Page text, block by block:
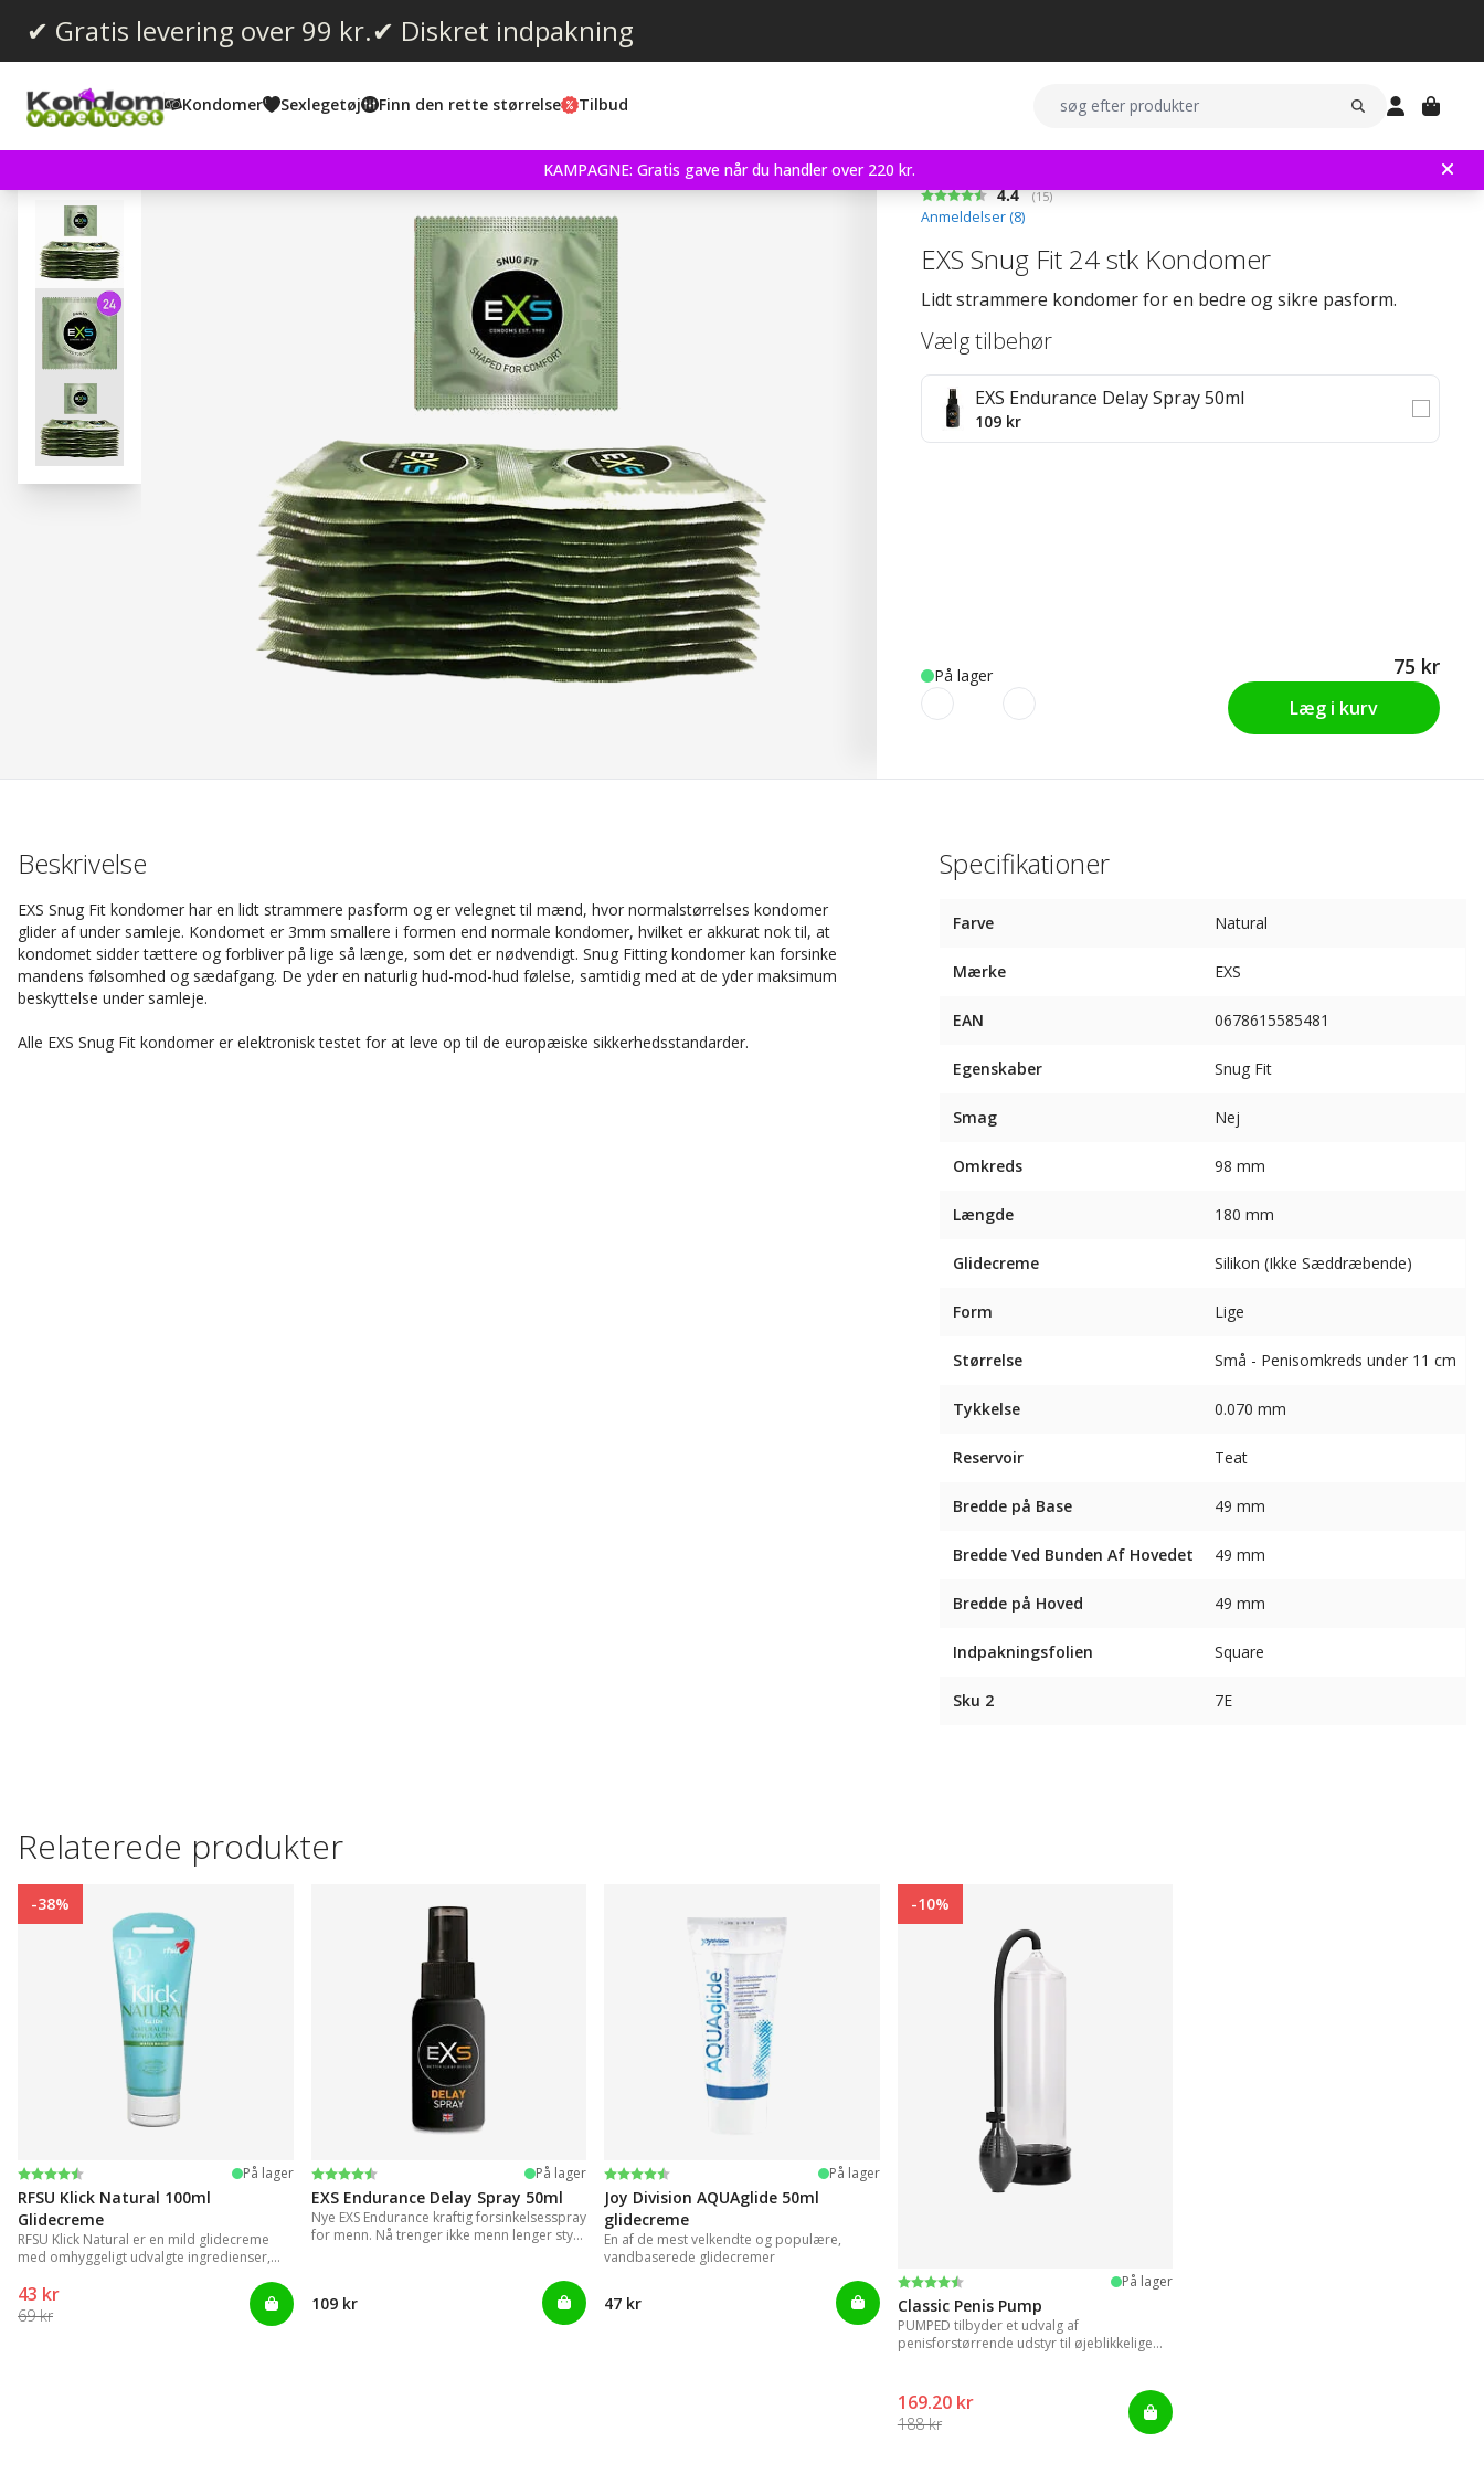
✔ Gratis levering over 99 kr.✔ Diskret indpakning
Kondomer Sexlegetøj Finn den rette størrelse Tilbud
KAMPAGNE: Gratis gave når du handler over 220 kr.
Gennemsnitlig vurdering:
4.4 (stemmer:
15)
Anmeldelser (8)
EXS Snug Fit 24 stk Kondomer
Lidt strammere kondomer for en bedre og sikre pasform.
Vælg tilbehør
EXS Endurance Delay Spray 50ml
109 kr
På lager 75 kr
Læg i kurv
Beskrivelse
EXS Snug Fit kondomer har en lidt strammere pasform og er velegnet til mænd, hvor normalstørrelses kondomer
glider af under samleje. Kondomet er 3mm smallere i formen end normale kondomer, hvilket er akkurat nok til, at
kondomet sidder tættere og forbliver på lige så længe, som det er nødvendigt. Snug Fitting kondomer kan forsinke
mandens følsomhed og sædafgang. De yder en naturlig hud-mod-hud følelse, samtidig med at de yder maksimum
beskyttelse under samleje.
Alle EXS Snug Fit kondomer er elektronisk testet for at leve op til de europæiske sikkerhedsstandarder.
Specifikationer
Farve Natural
Mærke EXS
EAN 0678615585481
Egenskaber Snug Fit
Smag Nej
Omkreds 98 mm
Længde 180 mm
Glidecreme Silikon (Ikke Sæddræbende)
Form Lige
Størrelse Små - Penisomkreds under 11 cm
Tykkelse 0.070 mm
Reservoir Teat
Bredde på Base 49 mm
Bredde Ved Bunden Af ​​Hovedet 49 mm
Bredde på Hoved 49 mm
Indpakningsfolien Square
Sku 2 7E
Relaterede produkter
-38%
Vurdering:
4.4 ud af 5 stjerner På lager
RFSU Klick Natural 100ml
Glidecreme
RFSU Klick Natural er en mild glidecreme
med omhyggeligt udvalgte ingredienser,
bevægelser.
43 kr
69 kr
Vurdering:
4.2 ud af 5 stjerner På lager
EXS Endurance Delay Spray 50ml
Nye EXS Endurance kraftig forsinkelsesspray
for menn. Nå trenger ikke menn lenger styre
109 kr
Vurdering:
4.2 ud af 5 stjerner På lager
Joy Division AQUAglide 50ml
glidecreme
En af de mest velkendte og populære,
vandbaserede glidecremer
47 kr
-10%
Vurdering:
4.3 ud af 5 stjerner På lager
Classic Penis Pump
PUMPED tilbyder et udvalg af
penisforstørrende udstyr til øjeblikkelige
169.20 kr
188 kr